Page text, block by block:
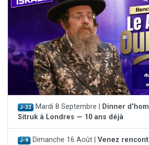
J-32 Mardi 8 Septembre |
Dinner
Sitruk à Londres — 10 ans déjà
J-9 Dimanche 16 Août | Venez